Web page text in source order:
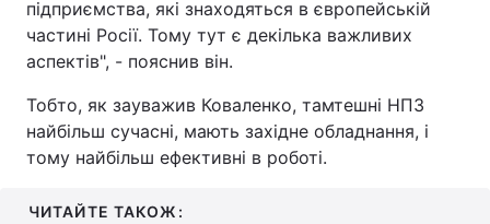
підприємства, які знаходяться в європейській
частині Росії. Тому тут є декілька важливих
аспектів", - пояснив він.
Тобто, як зауважив Коваленко, тамтешні НПЗ
найбільш сучасні, мають західне обладнання, і
тому найбільш ефективні в роботі.
ЧИТАЙТЕ ТАКОЖ: